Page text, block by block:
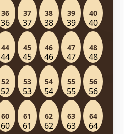
36 37 38 39 40
44 45 46 47 48
52 53 54 55 56
60 61 62 63 64